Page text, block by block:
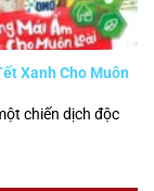
Xanh Cho Muôn
chiến dịch độc